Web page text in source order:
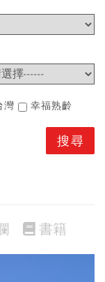
灣 幸福熟齡
書籍